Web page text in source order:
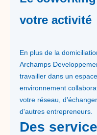
votre activité
En plus de la
Archamps
travailler dans un
environnement
votre réseau,
d'autres entrepreneurs.
Des